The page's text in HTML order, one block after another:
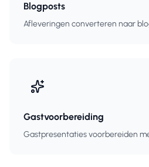
Blogposts
Afleveringen converteren naar
Gastvoorbereiding
Gastpresentaties voorbereiden